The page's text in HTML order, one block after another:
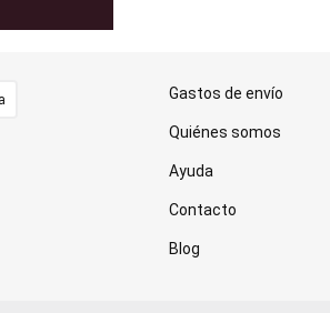
Gastos de envío
Quiénes somos
Ayuda
Contacto
Blog